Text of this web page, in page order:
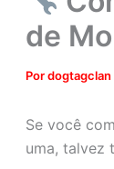
de
Pordogtagclan
Se você
uma, talvez